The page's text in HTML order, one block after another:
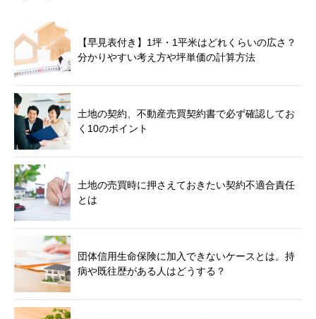
【早見表付き】1坪・1平米はどれくらいの広さ？
分かりやすい考え方や坪単価の計算方法
土地の契約、不動産売買契約書で必ず確認してお
く10のポイント
土地の売買時に押さえておきたい契約不適合責任
とは
団体信用生命保険に加入できないケースとは。持
病や既往歴がある人はどうする？